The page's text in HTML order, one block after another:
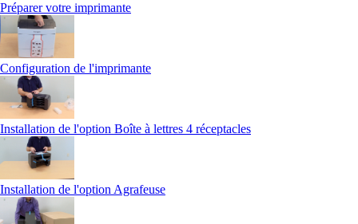
Préparer votre imprimante
Configuration de l'imprimante
Installation de l'option Boîte à lettres 4 réceptacles
Installation de l'option Agrafeuse